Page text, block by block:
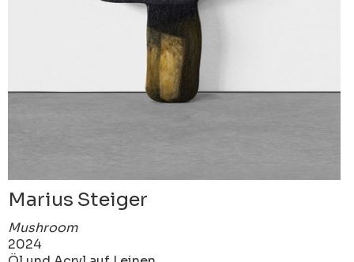
Marius Steiger
Mushroom
2024